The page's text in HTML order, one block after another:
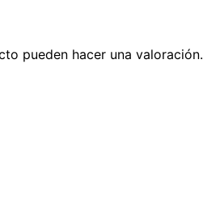
pueden hacer una valoración.